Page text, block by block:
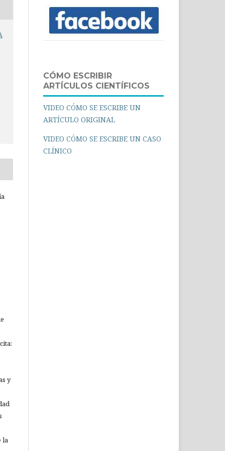
y
la
CÓMO ESCRIBIR
ARTÍCULOS CIENTÍFICOS
VIDEO CÓMO SE ESCRIBE UN
ARTÍCULO ORIGINAL
VIDEO CÓMO SE ESCRIBE UN CASO
CLÍNICO